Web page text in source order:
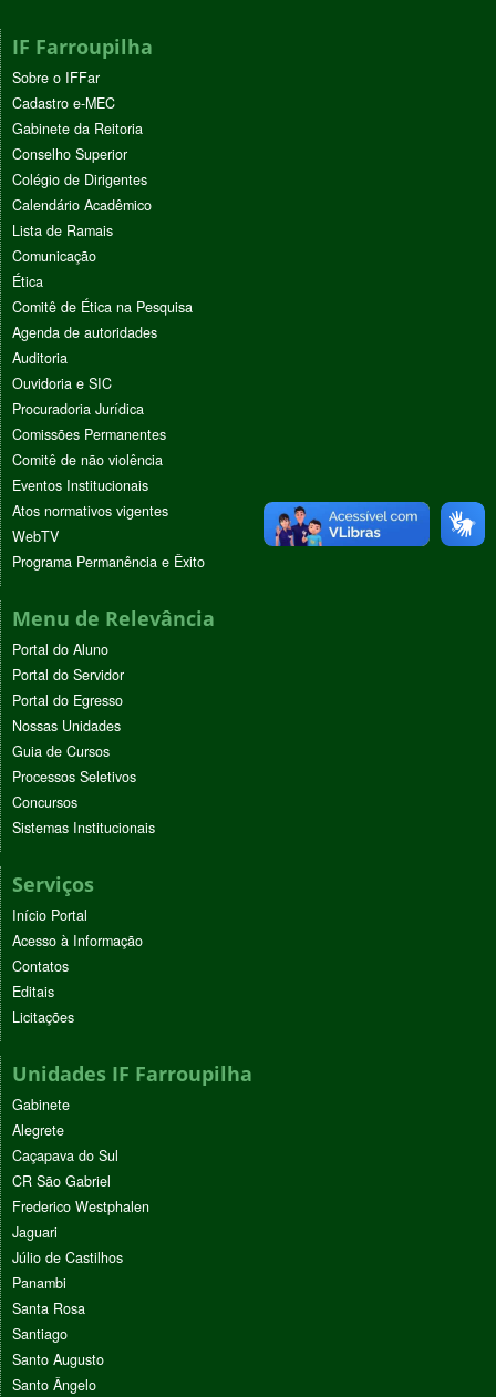
IF Farroupilha
Sobre o IFFar
Cadastro e-MEC
Gabinete da Reitoria
Conselho Superior
Colégio de Dirigentes
Calendário Acadêmico
Lista de Ramais
Comunicação
Ética
Comitê de Ética na Pesquisa
Agenda de autoridades
Auditoria
Ouvidoria e SIC
Procuradoria Jurídica
Comissões Permanentes
Comitê de não violência
Eventos Institucionais
Atos normativos vigentes
WebTV
Programa Permanência e Êxito
Menu de Relevância
Portal do Aluno
Portal do Servidor
Portal do Egresso
Nossas Unidades
Guia de Cursos
Processos Seletivos
Concursos
Sistemas Institucionais
Serviços
Início Portal
Acesso à Informação
Contatos
Editais
Licitações
Unidades IF Farroupilha
Gabinete
Alegrete
Caçapava do Sul
CR São Gabriel
Frederico Westphalen
Jaguari
Júlio de Castilhos
Panambi
Santa Rosa
Santiago
Santo Augusto
Santo Ângelo